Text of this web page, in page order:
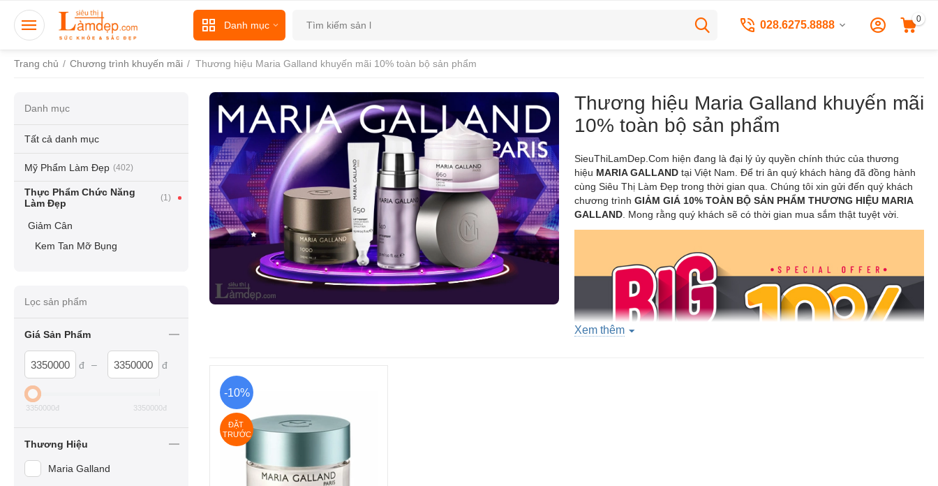
Danh mục 028.6275.8888 0
Trang chủ / Chương trình khuyến mãi / Thương hiệu Maria Galland khuyến mãi 10% toàn bộ sản phẩm
Thương hiệu Maria Galland khuyến mãi
10% toàn bộ sản phẩm
SieuThiLamDep.Com hiện đang là đại lý ủy quyền chính thức của thương
hiệu MARIA GALLAND tại Việt Nam. Để tri ân quý khách hàng đã đồng hành
cùng Siêu Thị Làm Đẹp trong thời gian qua. Chúng tôi xin gửi đến quý khách
chương trình GIẢM GIÁ 10% TOÀN BỘ SẢN PHẨM THƯƠNG HIỆU MARIA
GALLAND. Mong rằng quý khách sẽ có thời gian mua sắm thật tuyệt vời.
Xem thêm
-10%
ĐẶT
TRƯỚC
Danh mục
Tất cả danh mục
Mỹ Phẩm Làm Đẹp (402)
Thực Phẩm Chức Năng
Làm Đẹp
(1)
Giảm Cân
Kem Tan Mỡ Bụng
Lọc sản phẩm
Giá Sản Phẩm
đ – đ
3350000đ 3350000đ
Thương Hiệu
Maria Galland